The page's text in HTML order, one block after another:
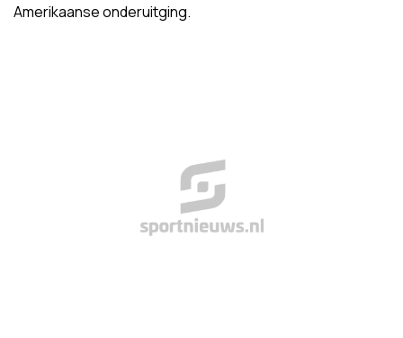
Amerikaanse onderuitging.